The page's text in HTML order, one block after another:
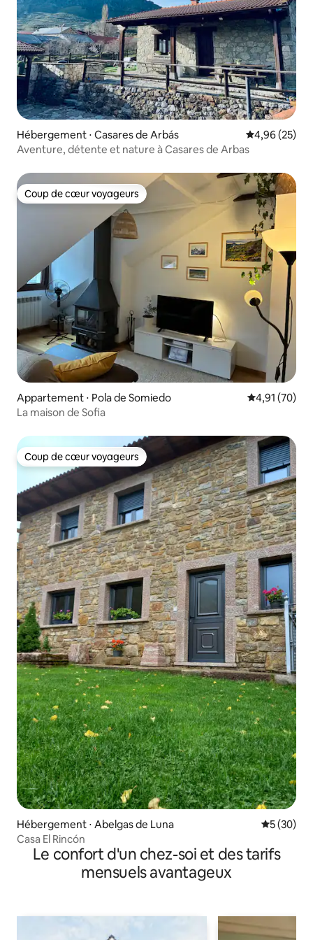
Hébergement ⋅ Casares de Arbás Évaluation
4,96 (25)
Aventure, détente et nature à Casares de Arbas
Coup de cœur voyageurs
Coup de cœur voyageurs
Appartement ⋅ Pola de Somiedo Évaluation
4,91 (70)
La maison de Sofia
Coup de cœur voyageurs
Coup de cœur voyageurs
Hébergement ⋅ Abelgas de Luna
5 (30)
Casa El Rincón
Le confort d'un chez-soi et des tarifs
mensuels avantageux